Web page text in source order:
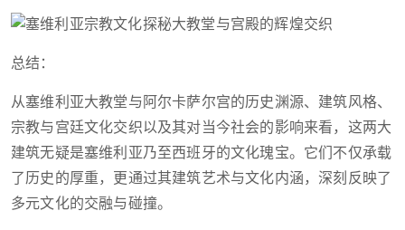
总结：
从塞维利亚大教堂与阿尔卡萨尔宫的历史渊源、建筑风格、
宗教与宫廷文化交织以及其对当今社会的影响来看，这两大
建筑无疑是塞维利亚乃至西班牙的文化瑰宝。它们不仅承载
了历史的厚重，更通过其建筑艺术与文化内涵，深刻反映了
多元文化的交融与碰撞。